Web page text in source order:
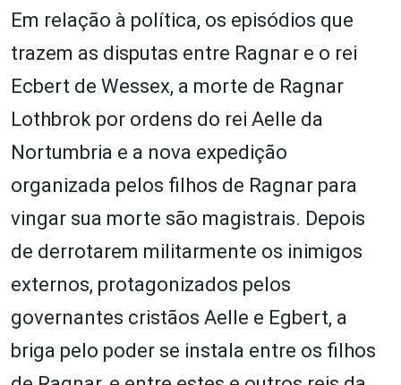
Em relação à política, os episódios que
trazem as disputas entre Ragnar e o rei
Ecbert de Wessex, a morte de Ragnar
Lothbrok por ordens do rei Aelle da
Nortumbria e a nova expedição
organizada pelos filhos de Ragnar para
vingar sua morte são magistrais. Depois
de derrotarem militarmente os inimigos
externos, protagonizados pelos
governantes cristãos Aelle e Egbert, a
briga pelo poder se instala entre os filhos